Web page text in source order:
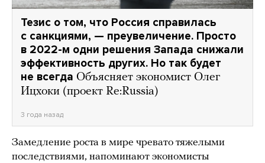
Тезис о том, что Россия справилась
с санкциями, — преувеличение. Просто
в 2022-м одни решения Запада снижали
эффективность других. Но так будет
не всегда Объясняет экономист Олег
Ицхоки (проект Re:Russia)
3 года назад
Замедление роста в мире чревато тяжелыми
последствиями, напоминают экономисты